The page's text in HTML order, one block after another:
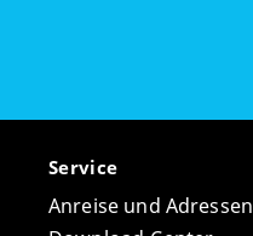
Service
Anreise und Adressen